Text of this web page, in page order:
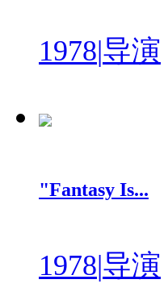
1978|导演
"Fantasy Is...
1978|导演